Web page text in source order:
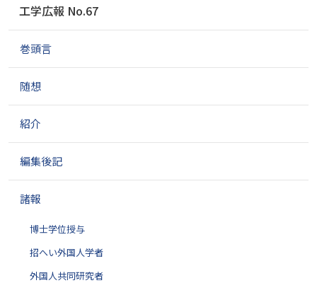
ゲ
シ
ン
工学広報 No.67
巻頭言
随想
紹介
編集後記
諸報
博士学位授与
招へい外国人学者
外国人共同研究者